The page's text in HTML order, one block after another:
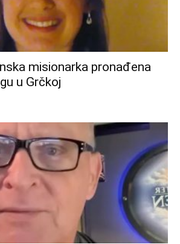
misionarka pronađena
u Grčkoj